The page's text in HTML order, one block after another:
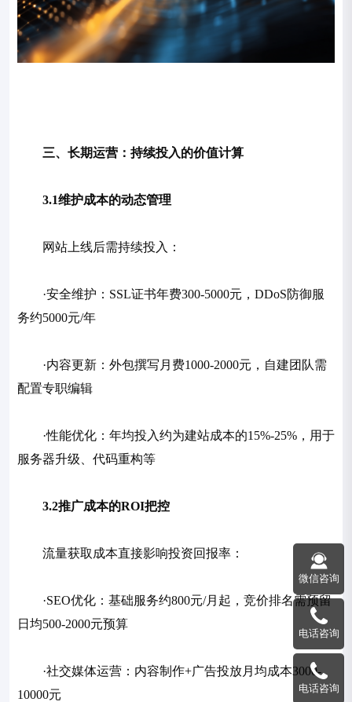
三、长期运营：持续投入的价值计算
3.1维护成本的动态管理
网站上线后需持续投入：
·安全维护：SSL证书年费300-5000元，DDoS防御服
务约5000元/年
·内容更新：外包撰写月费1000-2000元，自建团队需
配置专职编辑
·性能优化：年均投入约为建站成本的15%-25%，用于
服务器升级、代码重构等
3.2推广成本的ROI把控
流量获取成本直接影响投资回报率：
·SEO优化：基础服务约800元/月起，竞价排名需预留
日均500-2000元预算
·社交媒体运营：内容制作+广告投放月均成本3000-
10000元
微信咨询
电话咨询
电话咨询